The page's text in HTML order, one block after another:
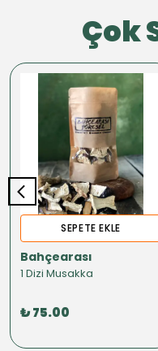
Çok
SEPETE EKLE
Bahçearası
1 Dizi Musakka
₺ 75.00